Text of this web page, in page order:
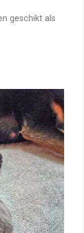
geschikt als